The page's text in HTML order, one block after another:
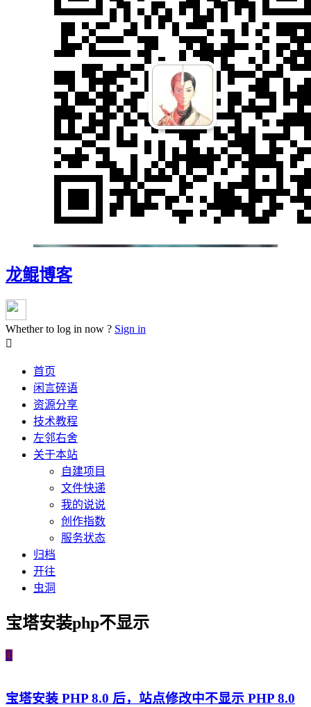
龙鲲博客
Whether to log in now ? Sign in

首页
闲言碎语
资源分享
技术教程
左邻右舍
关于本站
自建项目
文件快递
我的说说
创作指数
服务状态
归档
开往
虫洞
宝塔安装php不显示

宝塔安装 PHP 8.0 后，站点修改中不显示 PHP 8.0